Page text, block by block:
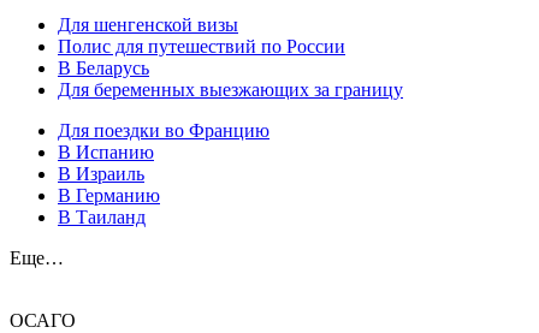
Для шенгенской визы
Полис для путешествий по России
В Беларусь
Для беременных выезжающих за границу
Для поездки во Францию
В Испанию
В Израиль
В Германию
В Таиланд
Еще…
ОСАГО